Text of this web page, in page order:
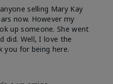
selling Mary Kay
now. However my
up someone. She went
did. Well, I love the
you for being here.